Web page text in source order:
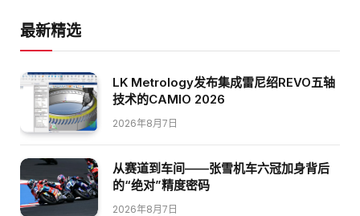
最新精选
LK Metrology发布集成雷尼绍REVO五轴
技术的CAMIO 2026
2026年8月7日
从赛道到车间——张雪机车六冠加身背后
的“绝对”精度密码
2026年8月7日